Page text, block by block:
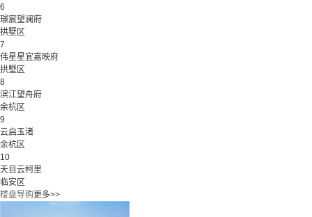
6
璟宸望澜府
拱墅区
7
伟星星宜嘉映府
拱墅区
8
滨江望舟府
余杭区
9
云启玉渚
余杭区
10
天目云柯里
临安区
楼盘导购更多>>